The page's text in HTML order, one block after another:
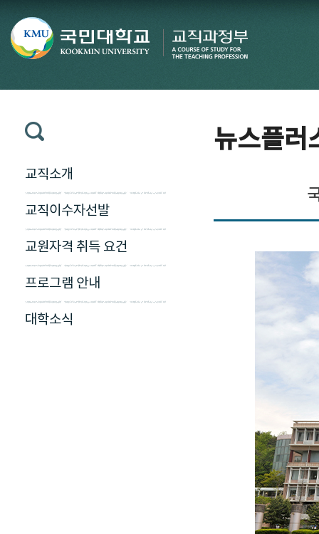
교직소개
교직이수자선발
교원자격 취득 요건
프로그램 안내
대학소식
뉴스플러